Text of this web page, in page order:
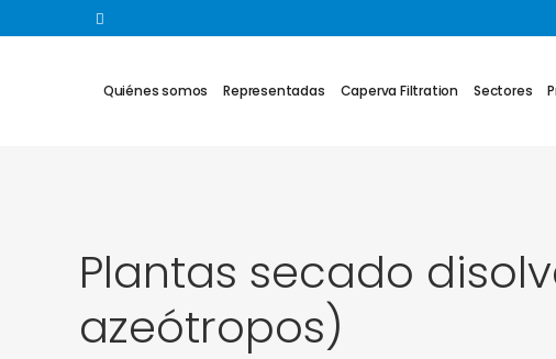
Quiénes somos Representadas Caperva Filtration Sectores
Plantas secado
azeótropos)